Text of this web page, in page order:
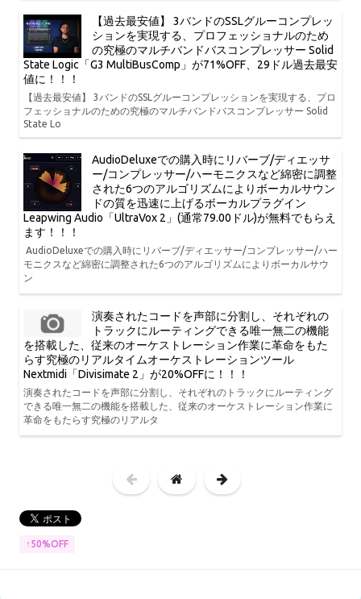
【過去最安値】 3バンドのSSLグルーコンプレッ
ションを実現する、プロフェッショナルのため
の究極のマルチバンドバスコンプレッサー Solid
State Logic「G3 MultiBusComp」が71%OFF、29ドル過去最安
値に！！！
【過去最安値】 3バンドのSSLグルーコンプレッションを実現する、プロ
フェッショナルのための究極のマルチバンドバスコンプレッサー Solid
State Lo
AudioDeluxeでの購入時にリバーブ/ディエッサ
ー/コンプレッサー/ハーモニクスなど綿密に調整
された6つのアルゴリズムによりボーカルサウン
ドの質を迅速に上げるボーカルプラグイン
Leapwing Audio「UltraVox 2」(通常79.00ドル)が無料でもらえ
ます！！！
AudioDeluxeでの購入時にリバーブ/ディエッサー/コンプレッサー/ハー
モニクスなど綿密に調整された6つのアルゴリズムによりボーカルサウ
ン
演奏されたコードを声部に分割し、それぞれの
トラックにルーティングできる唯一無二の機能
を搭載した、従来のオーケストレーション作業に革命をもた
らす究極のリアルタイムオーケストレーションツール
Nextmidi「Divisimate 2」が20%OFFに！！！
演奏されたコードを声部に分割し、それぞれのトラックにルーティング
できる唯一無二の機能を搭載した、従来のオーケストレーション作業に
革命をもたらす究極のリアルタ
↑50%OFF